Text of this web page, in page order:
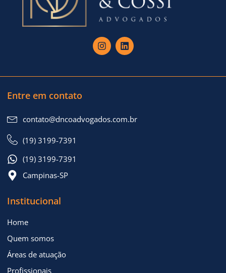
Entre em contato
contato@dncoadvogados.com.br
(19) 3199-7391
(19) 3199-7391
Campinas-SP
Institucional
Home
Quem somos
Áreas de atuação
Profissionais